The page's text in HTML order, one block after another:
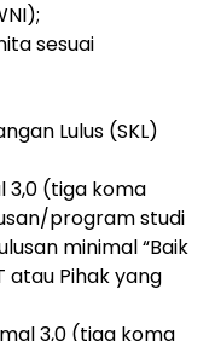
sesuai
Lulus (SKL)
3,0 (tiga koma
program studi
minimal “Baik
atau Pihak yang
3,0 (tiga koma